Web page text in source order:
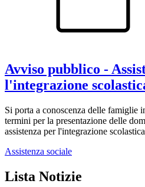
Avviso pubblico -
l'integrazione
Si porta a conoscenza delle famiglie
termini per la presentazione delle
assistenza per l'integrazione
Assistenza sociale
Lista Notizie